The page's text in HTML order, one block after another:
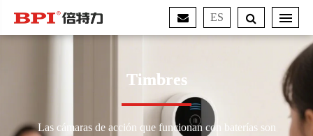
ES
Timbres
Las cámaras de acción que funcionan con baterías son